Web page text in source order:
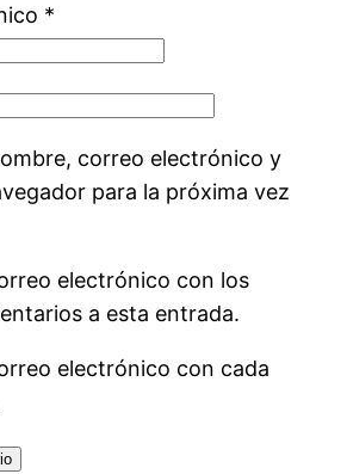
*
correo electrónico y
para la próxima vez
electrónico con los
a esta entrada.
electrónico con cada